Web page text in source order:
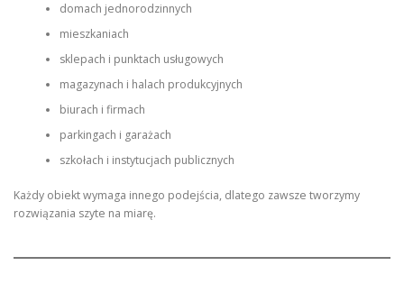
domach jednorodzinnych
mieszkaniach
sklepach i punktach usługowych
magazynach i halach produkcyjnych
biurach i firmach
parkingach i garażach
szkołach i instytucjach publicznych
Każdy obiekt wymaga innego podejścia, dlatego zawsze tworzymy
rozwiązania szyte na miarę.